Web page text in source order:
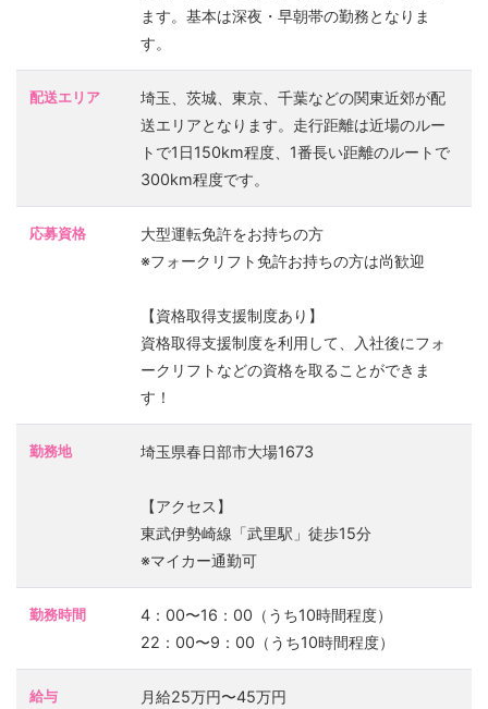
ます。基本は深夜・早朝帯の勤務となりま
す。
配送エリア
埼玉、茨城、東京、千葉などの関東近郊が配
送エリアとなります。走行距離は近場のルー
トで1日150km程度、1番長い距離のルートで
300km程度です。
応募資格
大型運転免許をお持ちの方
※フォークリフト免許お持ちの方は尚歓迎
【資格取得支援制度あり】
資格取得支援制度を利用して、入社後にフォ
ークリフトなどの資格を取ることができま
す！
勤務地 埼玉県春日部市大場1673
【アクセス】
東武伊勢崎線「武里駅」徒歩15分
※マイカー通勤可
勤務時間
4：00〜16：00（うち10時間程度）
22：00〜9：00（うち10時間程度）
給与 月給25万円〜45万円